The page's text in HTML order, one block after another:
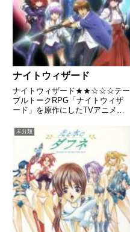
ナイトウィザード
ナイトウィザード★★☆☆☆テー
ブルトークRPG「ナイトウィザ
ード」を原作にしたTVアニメ。
人間界に侵略を試みてきた。それ
は、200X年4月から「マジカル・
ウォーフェア」と呼ばれる戦争に
突入。その戦争を終結させる...
未分類